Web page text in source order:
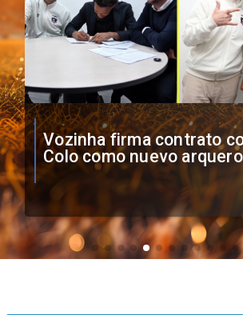
O'Higgins cae por
Boca Juniors en Copa
Sudamericana